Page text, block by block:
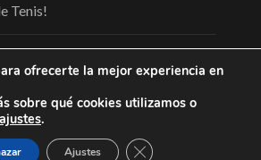
Tenis!
ofrecerte la mejor experiencia en
sobre qué cookies utilizamos o
ajustes.
Ajustes Cerrar el banner de